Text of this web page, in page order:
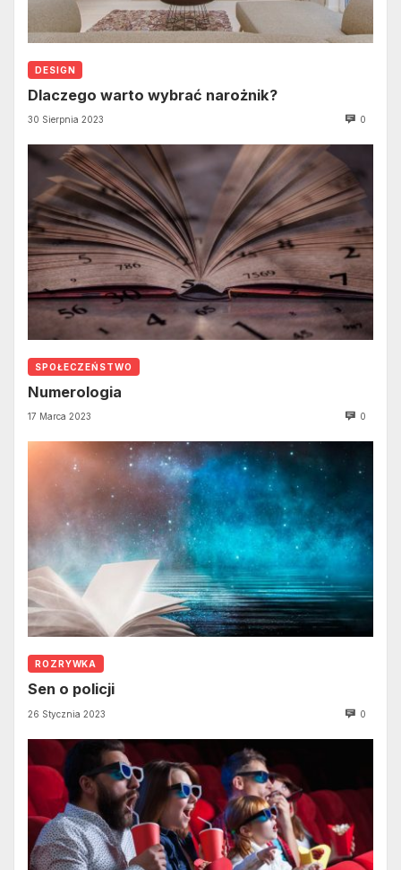
DESIGN
Dlaczego warto wybrać narożnik?
30 Sierpnia 2023 0
SPOŁECZEŃSTWO
Numerologia
17 Marca 2023 0
ROZRYWKA
Sen o policji
26 Stycznia 2023 0